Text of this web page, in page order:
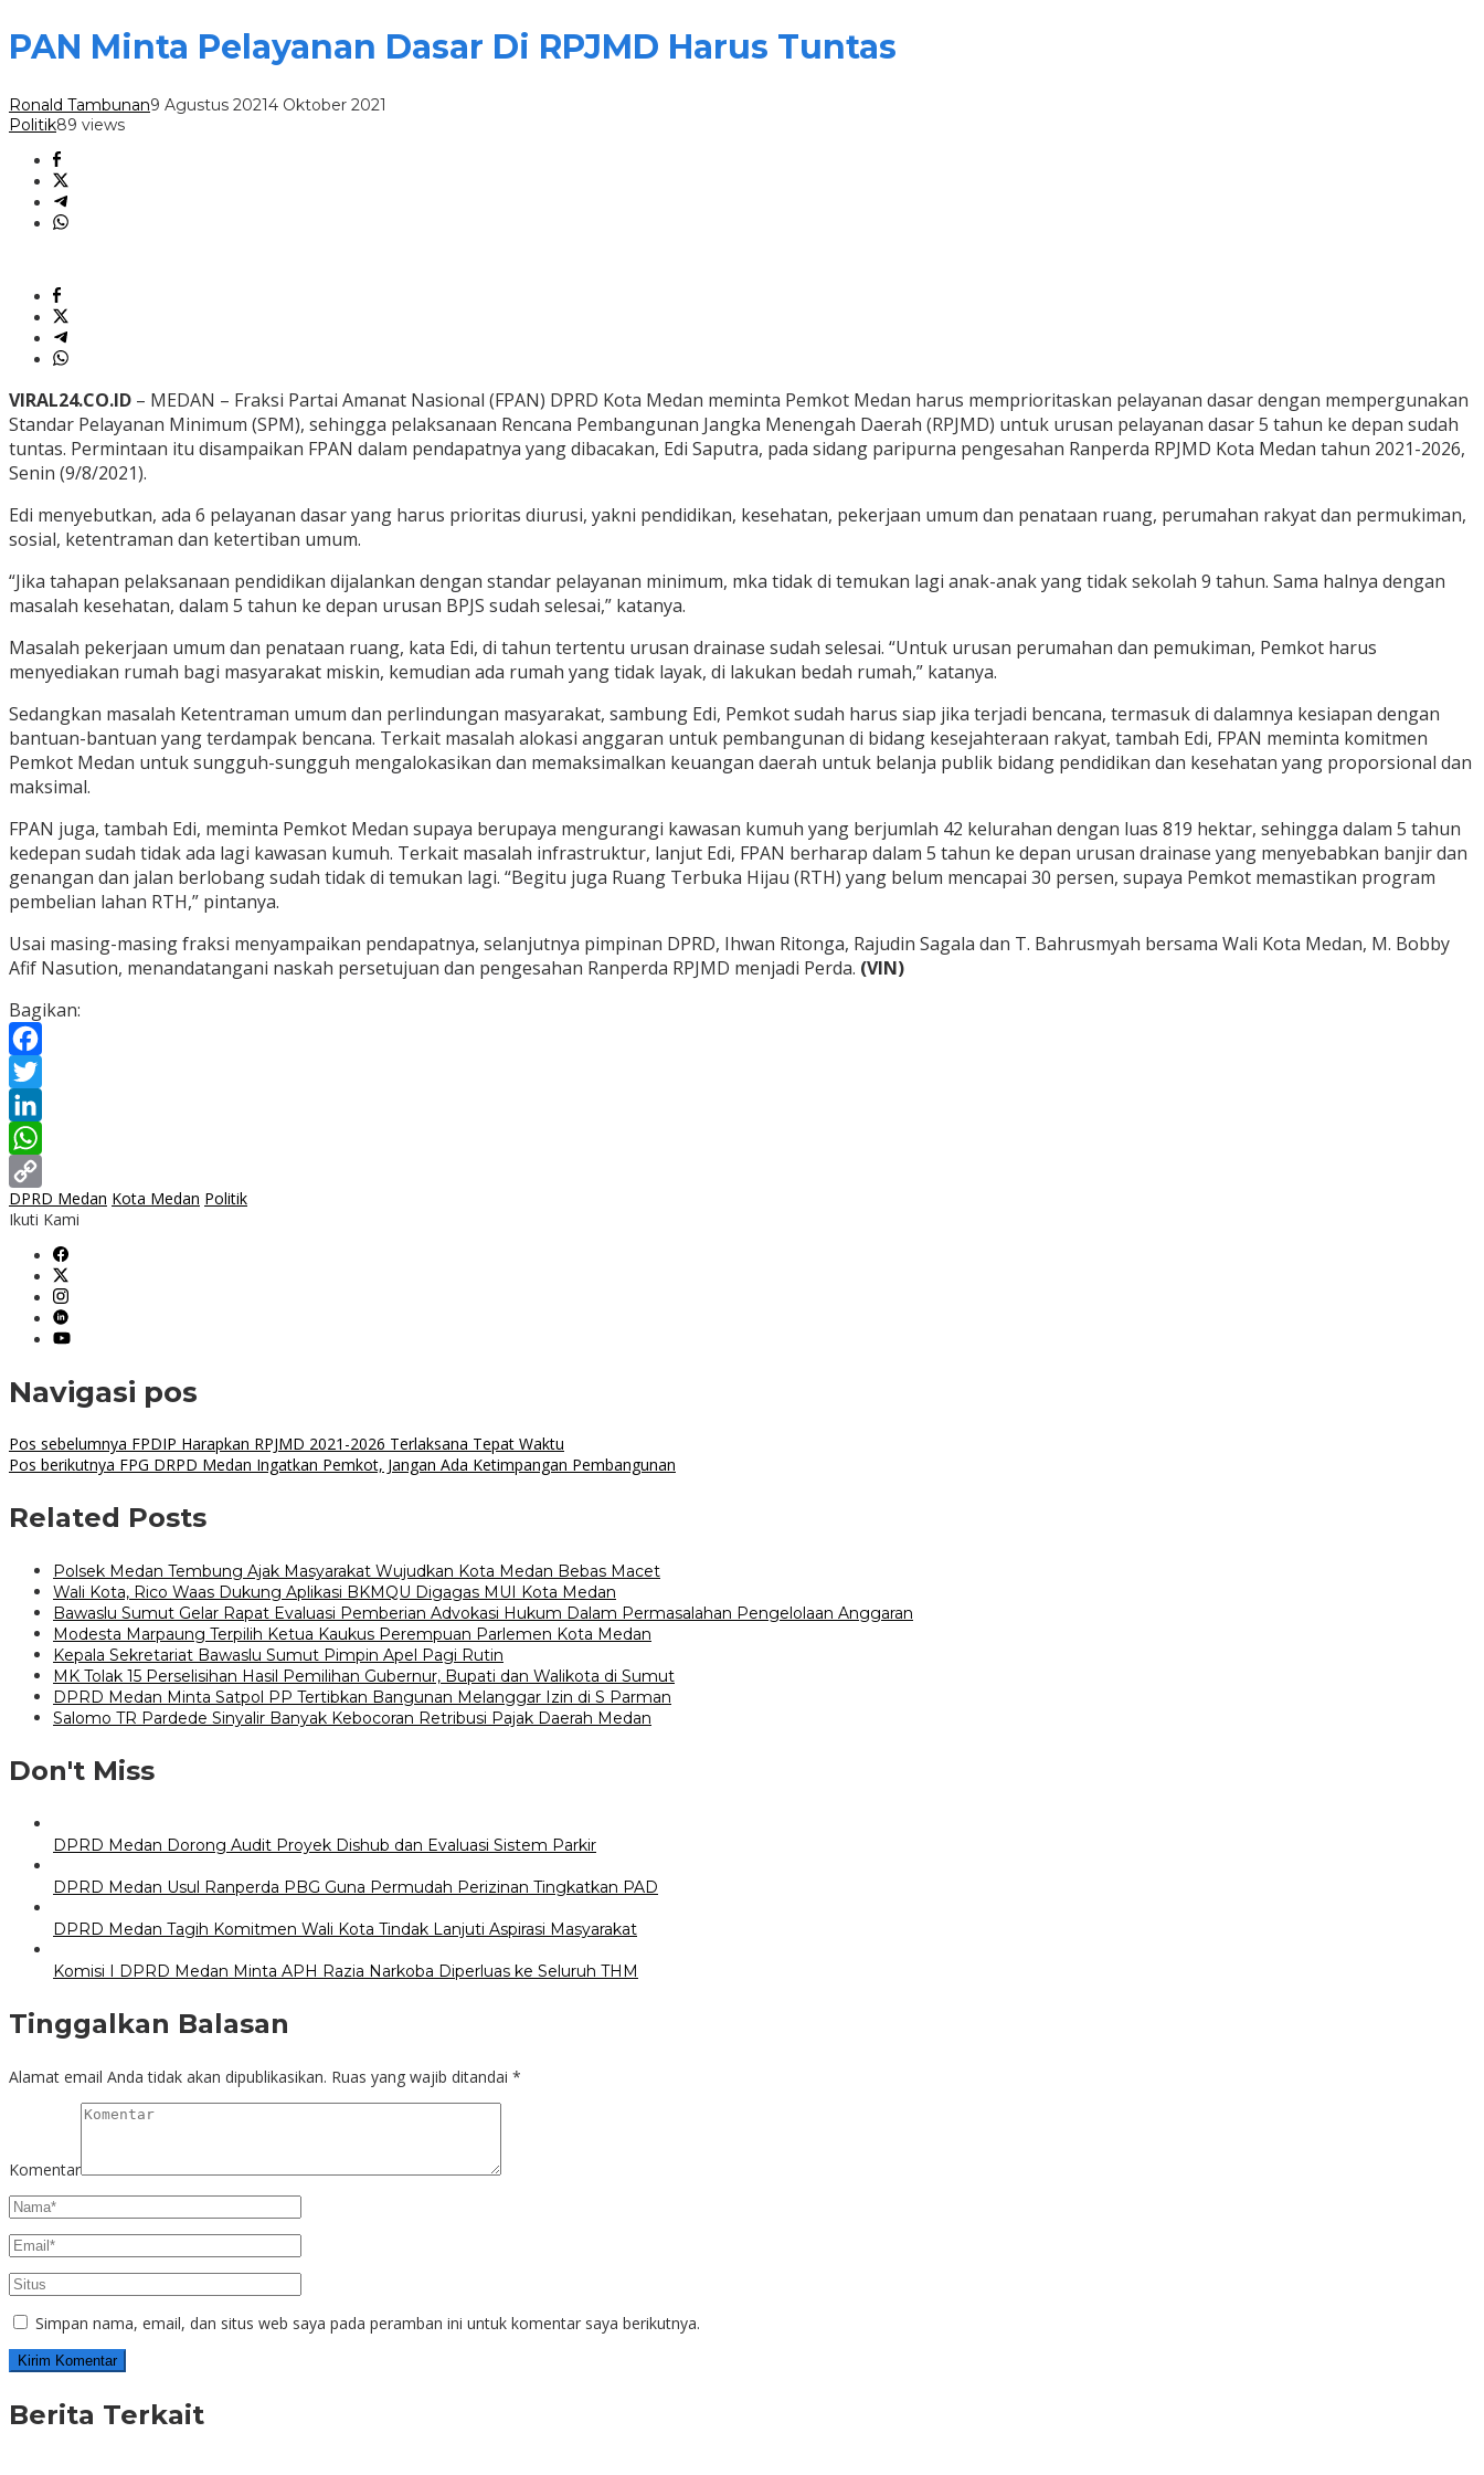
PAN Minta Pelayanan Dasar Di RPJMD Harus Tuntas
Ronald Tambunan9 Agustus 20214 Oktober 2021
Politik89 views
VIRAL24.CO.ID – MEDAN – Fraksi Partai Amanat Nasional (FPAN) DPRD Kota Medan meminta Pemkot Medan harus memprioritaskan pelayanan dasar dengan mempergunakan
Standar Pelayanan Minimum (SPM), sehingga pelaksanaan Rencana Pembangunan Jangka Menengah Daerah (RPJMD) untuk urusan pelayanan dasar 5 tahun ke depan sudah
tuntas. Permintaan itu disampaikan FPAN dalam pendapatnya yang dibacakan, Edi Saputra, pada sidang paripurna pengesahan Ranperda RPJMD Kota Medan tahun 2021-2026,
Senin (9/8/2021).
Edi menyebutkan, ada 6 pelayanan dasar yang harus prioritas diurusi, yakni pendidikan, kesehatan, pekerjaan umum dan penataan ruang, perumahan rakyat dan permukiman,
sosial, ketentraman dan ketertiban umum.
“Jika tahapan pelaksanaan pendidikan dijalankan dengan standar pelayanan minimum, mka tidak di temukan lagi anak-anak yang tidak sekolah 9 tahun. Sama halnya dengan
masalah kesehatan, dalam 5 tahun ke depan urusan BPJS sudah selesai,” katanya.
Masalah pekerjaan umum dan penataan ruang, kata Edi, di tahun tertentu urusan drainase sudah selesai. “Untuk urusan perumahan dan pemukiman, Pemkot harus
menyediakan rumah bagi masyarakat miskin, kemudian ada rumah yang tidak layak, di lakukan bedah rumah,” katanya.
Sedangkan masalah Ketentraman umum dan perlindungan masyarakat, sambung Edi, Pemkot sudah harus siap jika terjadi bencana, termasuk di dalamnya kesiapan dengan
bantuan-bantuan yang terdampak bencana. Terkait masalah alokasi anggaran untuk pembangunan di bidang kesejahteraan rakyat, tambah Edi, FPAN meminta komitmen
Pemkot Medan untuk sungguh-sungguh mengalokasikan dan memaksimalkan keuangan daerah untuk belanja publik bidang pendidikan dan kesehatan yang proporsional dan
maksimal.
FPAN juga, tambah Edi, meminta Pemkot Medan supaya berupaya mengurangi kawasan kumuh yang berjumlah 42 kelurahan dengan luas 819 hektar, sehingga dalam 5 tahun
kedepan sudah tidak ada lagi kawasan kumuh. Terkait masalah infrastruktur, lanjut Edi, FPAN berharap dalam 5 tahun ke depan urusan drainase yang menyebabkan banjir dan
genangan dan jalan berlobang sudah tidak di temukan lagi. “Begitu juga Ruang Terbuka Hijau (RTH) yang belum mencapai 30 persen, supaya Pemkot memastikan program
pembelian lahan RTH,” pintanya.
Usai masing-masing fraksi menyampaikan pendapatnya, selanjutnya pimpinan DPRD, Ihwan Ritonga, Rajudin Sagala dan T. Bahrusmyah bersama Wali Kota Medan, M. Bobby
Afif Nasution, menandatangani naskah persetujuan dan pengesahan Ranperda RPJMD menjadi Perda. (VIN)
Bagikan:
Facebook
Twitter
LinkedIn
WhatsApp
Copy
DPRD Medan Kota Medan Politik
Ikuti Kami
Navigasi pos
Pos sebelumnya FPDIP Harapkan RPJMD 2021-2026 Terlaksana Tepat Waktu
Pos berikutnya FPG DRPD Medan Ingatkan Pemkot, Jangan Ada Ketimpangan Pembangunan
Related Posts
Polsek Medan Tembung Ajak Masyarakat Wujudkan Kota Medan Bebas Macet
Wali Kota, Rico Waas Dukung Aplikasi BKMQU Digagas MUI Kota Medan
Bawaslu Sumut Gelar Rapat Evaluasi Pemberian Advokasi Hukum Dalam Permasalahan Pengelolaan Anggaran
Modesta Marpaung Terpilih Ketua Kaukus Perempuan Parlemen Kota Medan
Kepala Sekretariat Bawaslu Sumut Pimpin Apel Pagi Rutin
MK Tolak 15 Perselisihan Hasil Pemilihan Gubernur, Bupati dan Walikota di Sumut
DPRD Medan Minta Satpol PP Tertibkan Bangunan Melanggar Izin di S Parman
Salomo TR Pardede Sinyalir Banyak Kebocoran Retribusi Pajak Daerah Medan
Don't Miss
DPRD Medan Dorong Audit Proyek Dishub dan Evaluasi Sistem Parkir
DPRD Medan Usul Ranperda PBG Guna Permudah Perizinan Tingkatkan PAD
DPRD Medan Tagih Komitmen Wali Kota Tindak Lanjuti Aspirasi Masyarakat
Komisi I DPRD Medan Minta APH Razia Narkoba Diperluas ke Seluruh THM
Tinggalkan Balasan
Alamat email Anda tidak akan dipublikasikan. Ruas yang wajib ditandai *
Komentar
Simpan nama, email, dan situs web saya pada peramban ini untuk komentar saya berikutnya.
Berita Terkait